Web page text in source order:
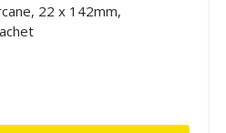
22 x 142mm,